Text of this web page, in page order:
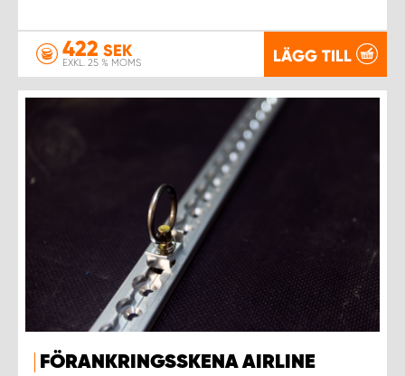
422 SEK
EXKL. 25 % MOMS LÄGG TILL
FÖRANKRINGSSKENA AIRLINE